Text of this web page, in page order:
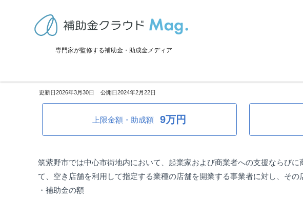
専門家が監修する補助金・助成金メディア
>補助金・助成金詳細
2026年3月30日 2024年2月22日
上限金額・助成額 9万円
筑紫野市では中心市街地内において、起業家および商業者への支援ならび
て、空き店舗を利用して指定する業種の店舗を開業する事業者に対し、その
・補助金の額